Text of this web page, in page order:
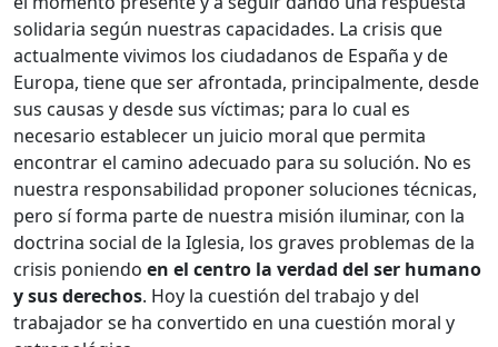
solidaria según nuestras capacidades. La crisis que
actualmente vivimos los ciudadanos de España y de
Europa, tiene que ser afrontada, principalmente, desde
sus causas y desde sus víctimas; para lo cual es
necesario establecer un juicio moral que permita
encontrar el camino adecuado para su solución. No es
nuestra responsabilidad proponer soluciones técnicas,
pero sí forma parte de nuestra misión iluminar, con la
doctrina social de la Iglesia, los graves problemas de la
crisis poniendo en el centro la verdad del ser humano
y sus derechos. Hoy la cuestión del trabajo y del
trabajador se ha convertido en una cuestión moral y